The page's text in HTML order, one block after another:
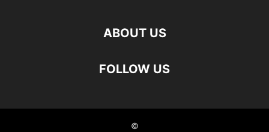
ABOUT US
FOLLOW US
©